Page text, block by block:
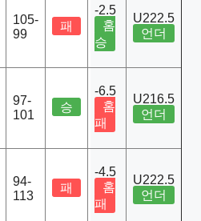
105-
99
패
-2.5
홈
승
U222.5
언더
97-
101
승
-6.5
홈
패
U216.5
언더
94-
113
패
-4.5
홈
패
U222.5
언더